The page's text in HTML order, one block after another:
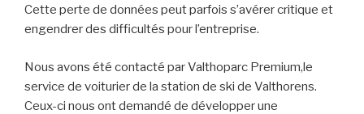
Cette perte de données peut parfois s’avérer critique et
engendrer des difficultés pour l’entreprise.
Nous avons été contacté par Valthoparc Premium,le
service de voiturier de la station de ski de Valthorens.
Ceux-ci nous ont demandé de développer une